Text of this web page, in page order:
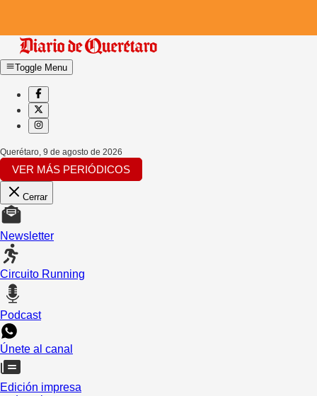
Toggle Menu
Querétaro, 9 de agosto de 2026
VER MÁS PERIÓDICOS
Cerrar
Newsletter
Circuito Running
Podcast
Únete al canal
Edición impresa